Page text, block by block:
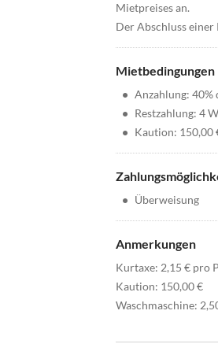
Mietpreises an.
Der Abschluss
Mietbedingungen
• Anzahlung: 40%
• Restzahlung: 4
• Kaution: 150,00
• Überweisung
Anmerkungen
Kurtaxe: 2,15 € pro
Kaution: 150,00 €
Waschmaschine: